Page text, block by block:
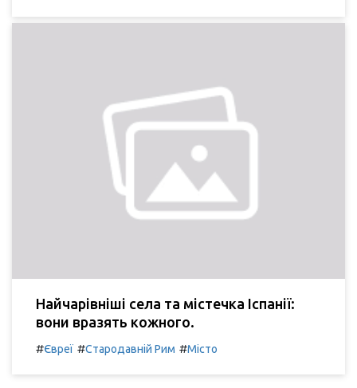
Найчарівніші села та містечка Іспанії:
вони вразять кожного.
#Євреї #Стародавній Рим #Місто